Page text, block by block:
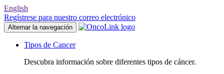
English
Regístrese para nuestro correo electrónico
Alternar la navegación
Tipos de Cancer
Descubra información sobre diferentes tipos de cáncer.